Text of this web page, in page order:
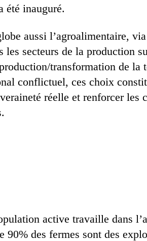
été inauguré.
aussi l’agroalimentaire,
les secteurs de la production
transformation de la
conflictuel, ces choix
réelle et renforcer les
active travaille dans
90% des fermes sont des